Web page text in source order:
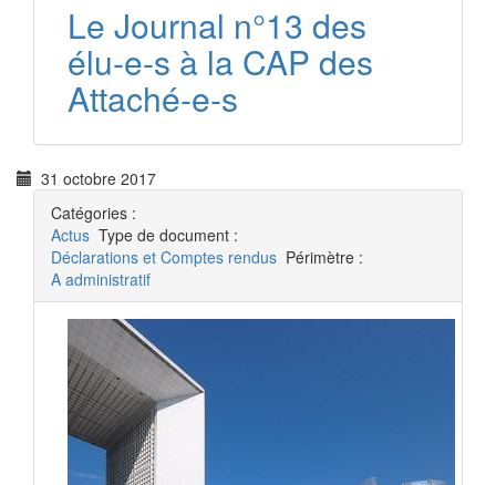
Le Journal n°13 des
élu-e-s à la CAP des
Attaché-e-s
31 octobre 2017
Catégories :
Actus Type de document :
Déclarations et Comptes rendus Périmètre :
A administratif